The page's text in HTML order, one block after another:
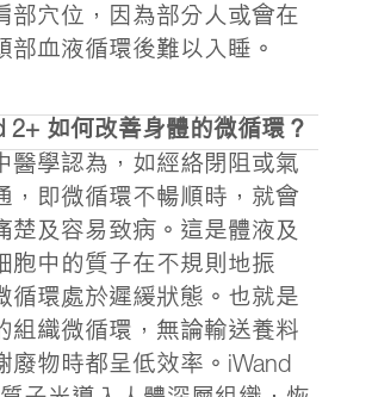
部穴位，因為部分人或會在
部血液循環後難以入睡。
2+ 如何改善身體的微循環？
醫學認為，如經絡閉阻或氣
，即微循環不暢順時，就會
楚及容易致病。這是體液及
胞中的質子在不規則地振
循環處於遲緩狀態。也就是
組織微循環，無論輸送養料
廢物時都呈低效率。iWand